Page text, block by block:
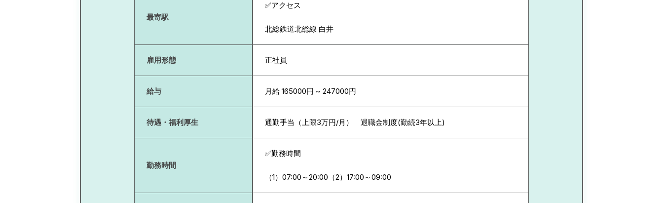
最寄駅
✅アクセス
北総鉄道北総線 白井
雇用形態 正社員
給与 月給 165000円 ~ 247000円
待遇・福利厚生 通勤手当（上限3万円/月） 退職金制度(勤続3年以上)
勤務時間
✅勤務時間
（1）07:00～20:00（2）17:00～09:00